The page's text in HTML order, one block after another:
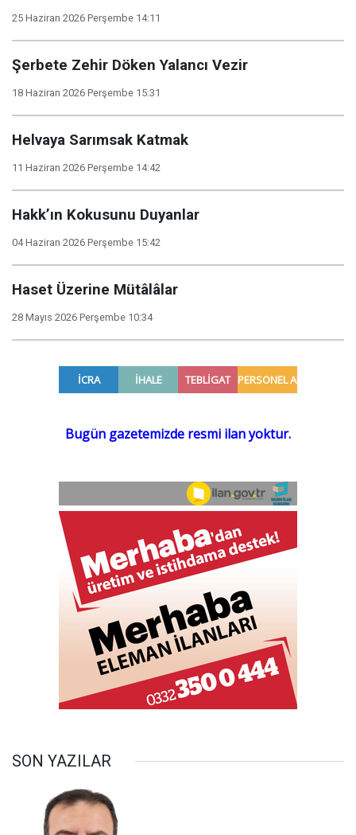
25 Haziran 2026 Perşembe 14:11
Şerbete Zehir Döken Yalancı Vezir
18 Haziran 2026 Perşembe 15:31
Helvaya Sarımsak Katmak
11 Haziran 2026 Perşembe 14:42
Hakk’ın Kokusunu Duyanlar
04 Haziran 2026 Perşembe 15:42
Haset Üzerine Mütâlâlar
28 Mayıs 2026 Perşembe 10:34
SON YAZILAR